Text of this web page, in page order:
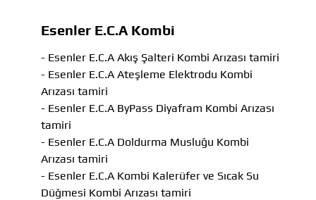
Esenler E.C.A Kombi
- Esenler E.C.A Akış Şalteri Kombi Arızası tamiri
- Esenler E.C.A Ateşleme Elektrodu Kombi
Arızası tamiri
- Esenler E.C.A ByPass Diyafram Kombi Arızası
tamiri
- Esenler E.C.A Doldurma Musluğu Kombi
Arızası tamiri
- Esenler E.C.A Kombi Kalerüfer ve Sıcak Su
Düğmesi Kombi Arızası tamiri